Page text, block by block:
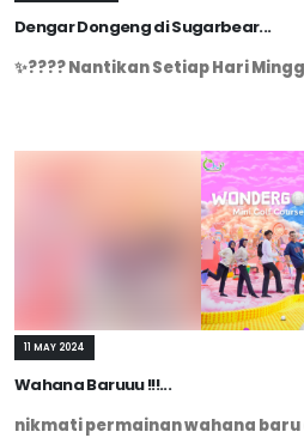
Dengar Dongeng di Sugarbear...
✨???? Nantikan Setiap Hari
11 MAY 2024
Wahana Baruuu !!!...
nikmati permainan wahana baru